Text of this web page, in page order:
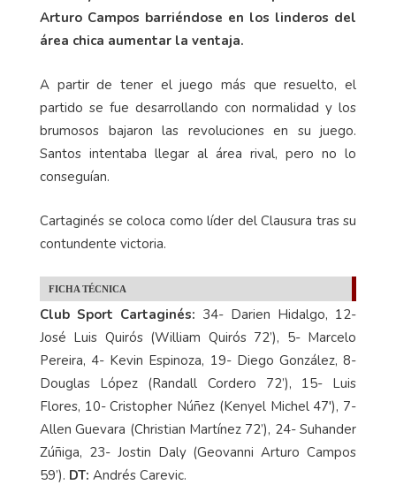
Diego González. El mexicano ganó linealidad de
fondo y metió un centro raso que Giovanni
área chica aumentar la ventaja.
A partir de tener el juego más que resuelto, el
partido se fue desarrollando con normalidad y los
brumosos bajaron las revoluciones en su juego.
conseguían.
contundente victoria.
FICHA TÉCNICA
Club Sport Cartaginés:34- Darien Hidalgo, 12-
José Luis Quirós (William Quirós 72’), 5- Marcelo
Pereira, 4- Kevin Espinoza, 19- Diego González, 8-
Douglas López (Randall Cordero 72’), 15- Luis
Flores, 10- Cristopher Núñez (Kenyel Michel 47'), 7-
Allen Guevara (Christian Martínez 72’), 24- Suhander